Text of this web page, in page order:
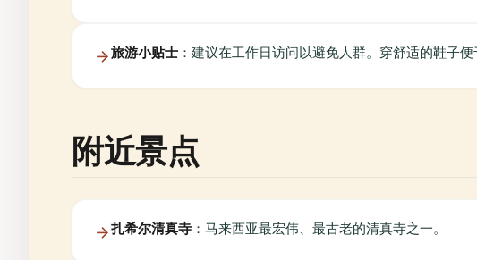
旅游小贴士 ：建议在工作日访问以避免人群。穿舒适的鞋子便
附近景点
扎希尔清真寺 ：马来西亚最宏伟、最古老的清真寺之一。